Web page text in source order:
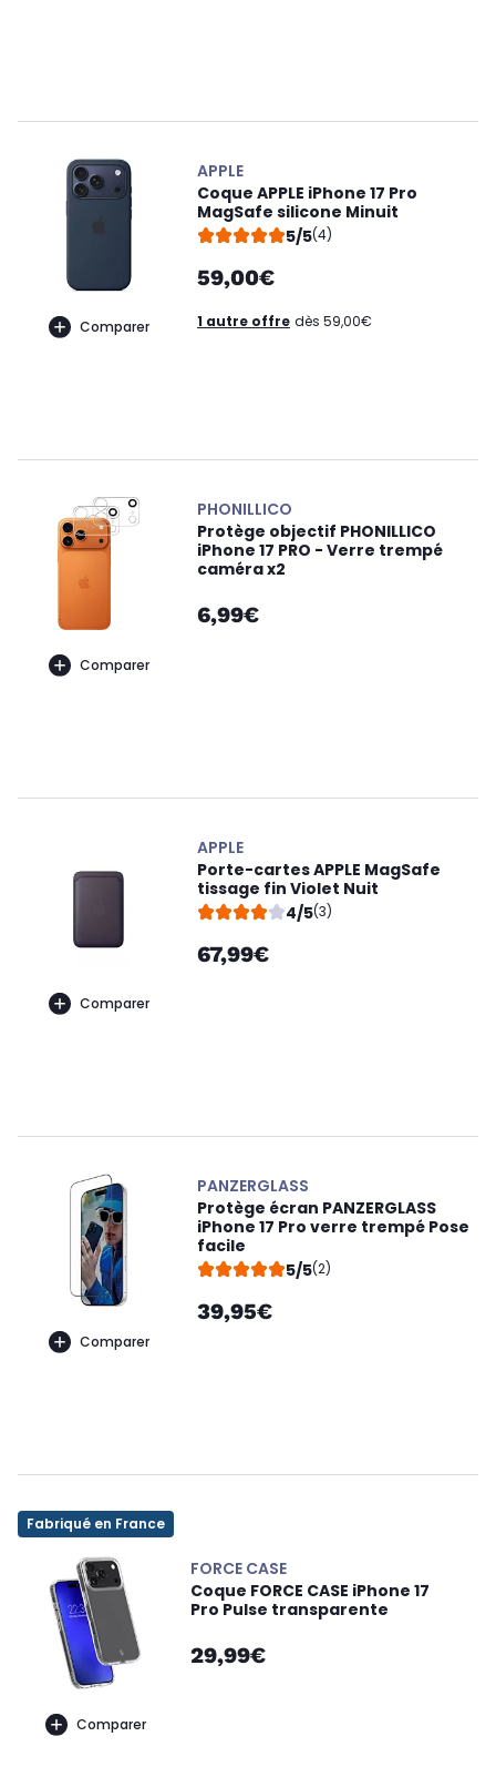
Comparer
APPLE
Coque APPLE iPhone 17 Pro
MagSafe silicone Minuit
5/5(4)
59,00€
1 autre offre dès 59,00€
Comparer
PHONILLICO
Protège objectif PHONILLICO
iPhone 17 PRO - Verre trempé
caméra x2
6,99€
Comparer
APPLE
Porte-cartes APPLE MagSafe
tissage fin Violet Nuit
4/5(3)
67,99€
Comparer
PANZERGLASS
Protège écran PANZERGLASS
iPhone 17 Pro verre trempé Pose
facile
5/5(2)
39,95€
Fabriqué en France
Comparer
FORCE CASE
Coque FORCE CASE iPhone 17
Pro Pulse transparente
29,99€